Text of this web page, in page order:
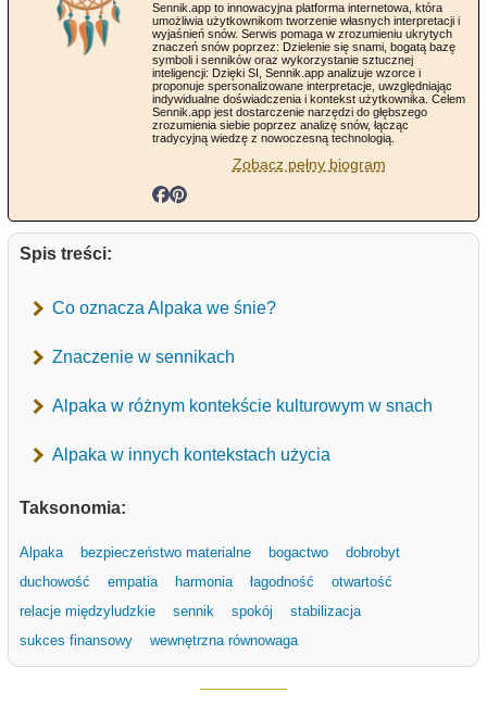
Sennik.app to innowacyjna platforma internetowa, która
umożliwia użytkownikom tworzenie własnych interpretacji i
wyjaśnień snów. Serwis pomaga w zrozumieniu ukrytych
znaczeń snów poprzez: Dzielenie się snami, bogatą bazę
symboli i senników oraz wykorzystanie sztucznej
inteligencji: Dzięki SI, Sennik.app analizuje wzorce i
proponuje spersonalizowane interpretacje, uwzględniając
indywidualne doświadczenia i kontekst użytkownika. Celem
Sennik.app jest dostarczenie narzędzi do głębszego
zrozumienia siebie poprzez analizę snów, łącząc
tradycyjną wiedzę z nowoczesną technologią.
Zobacz pełny biogram
Spis treści:
Co oznacza Alpaka we śnie?
Znaczenie w sennikach
Alpaka w różnym kontekście kulturowym w snach
Alpaka w innych kontekstach użycia
Taksonomia:
Alpaka bezpieczeństwo materialne bogactwo
dobrobyt
duchowość
empatia harmonia łagodność
otwartość
relacje międzyludzkie
sennik spokój
stabilizacja
sukces finansowy
wewnętrzna równowaga